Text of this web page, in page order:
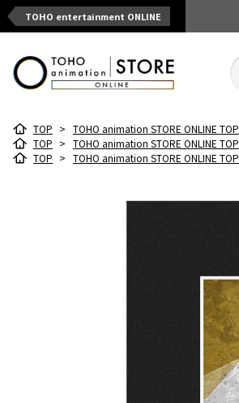
TOHO entertainment ONLINE
TOP > TOHO animation STORE ONLINE TOP
TOP > TOHO animation STORE ONLINE TOP
TOP > TOHO animation STORE ONLINE TOP